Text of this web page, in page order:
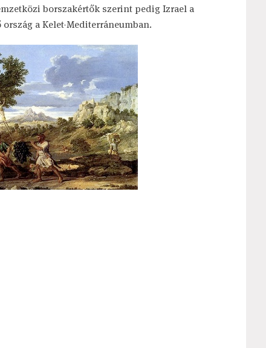
borszakértők szerint pedig Izrael a
a Kelet-Mediterráneumban.